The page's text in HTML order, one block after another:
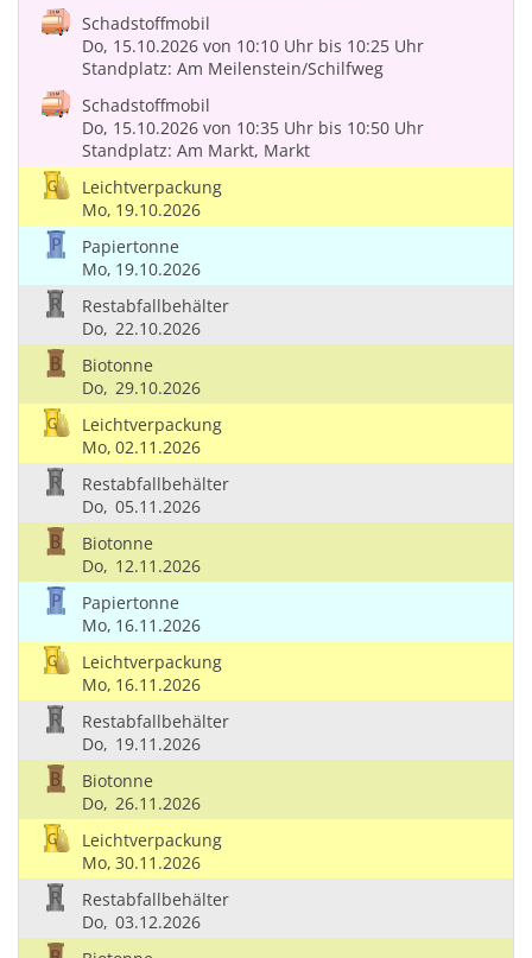
Schadstoffmobil
Do, 15.10.2026 von 10:10 Uhr bis 10:25 Uhr
Standplatz: Am Meilenstein/Schilfweg
Schadstoffmobil
Do, 15.10.2026 von 10:35 Uhr bis 10:50 Uhr
Standplatz: Am Markt, Markt
Leichtverpackung
Mo, 19.10.2026
Papiertonne
Mo, 19.10.2026
Restabfallbehälter
Do, 22.10.2026
Biotonne
Do, 29.10.2026
Leichtverpackung
Mo, 02.11.2026
Restabfallbehälter
Do, 05.11.2026
Biotonne
Do, 12.11.2026
Papiertonne
Mo, 16.11.2026
Leichtverpackung
Mo, 16.11.2026
Restabfallbehälter
Do, 19.11.2026
Biotonne
Do, 26.11.2026
Leichtverpackung
Mo, 30.11.2026
Restabfallbehälter
Do, 03.12.2026